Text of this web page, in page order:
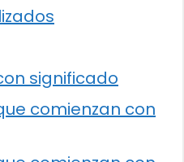
significado
comienzan con